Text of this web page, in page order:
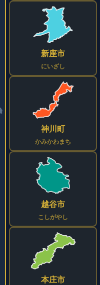
新座市
にいざし
神川町
かみかわまち
越谷市
こしがやし
本庄市